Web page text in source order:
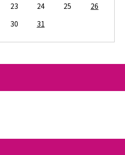
23 24 25
26
30 31